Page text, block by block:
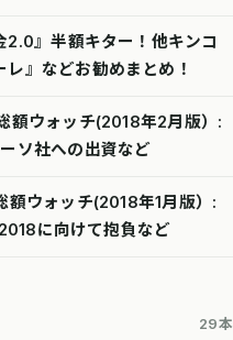
2.0』半額キター！他キンコ
』などお勧めまとめ！
額ウォッチ(2018年2月版）:
ソ社への出資など
ウォッチ(2018年1月版）:
に向けて抱負など
29本